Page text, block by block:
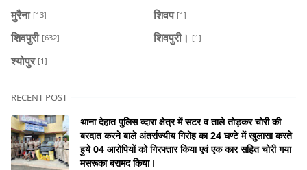
मुरैना [13] शिवप [1]
शिवपुरी [632] शिवपुरी। [1]
श्योपुर [1]
RECENT POST
थाना देहात पुलिस व्दारा क्षेत्र में सटर व ताले तोड़कर चोरी की
बरदात करने बाले अंतर्राज्यीय गिरोह का 24 घण्टे में खुलासा करते
हुये 04 आरोपियों को गिरफ्तार किया एवं एक कार सहित चोरी गया
मसरूका बरामद किया।